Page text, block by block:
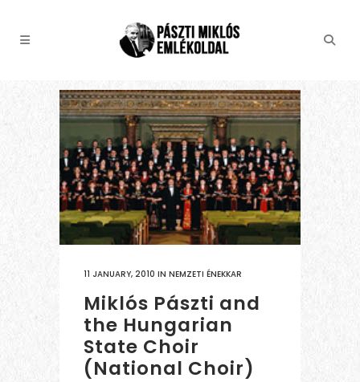
11 JANUARY, 2010 IN NEMZETI ÉNEKKAR
Miklós Pászti and
the Hungarian
State Choir
(National Choir)